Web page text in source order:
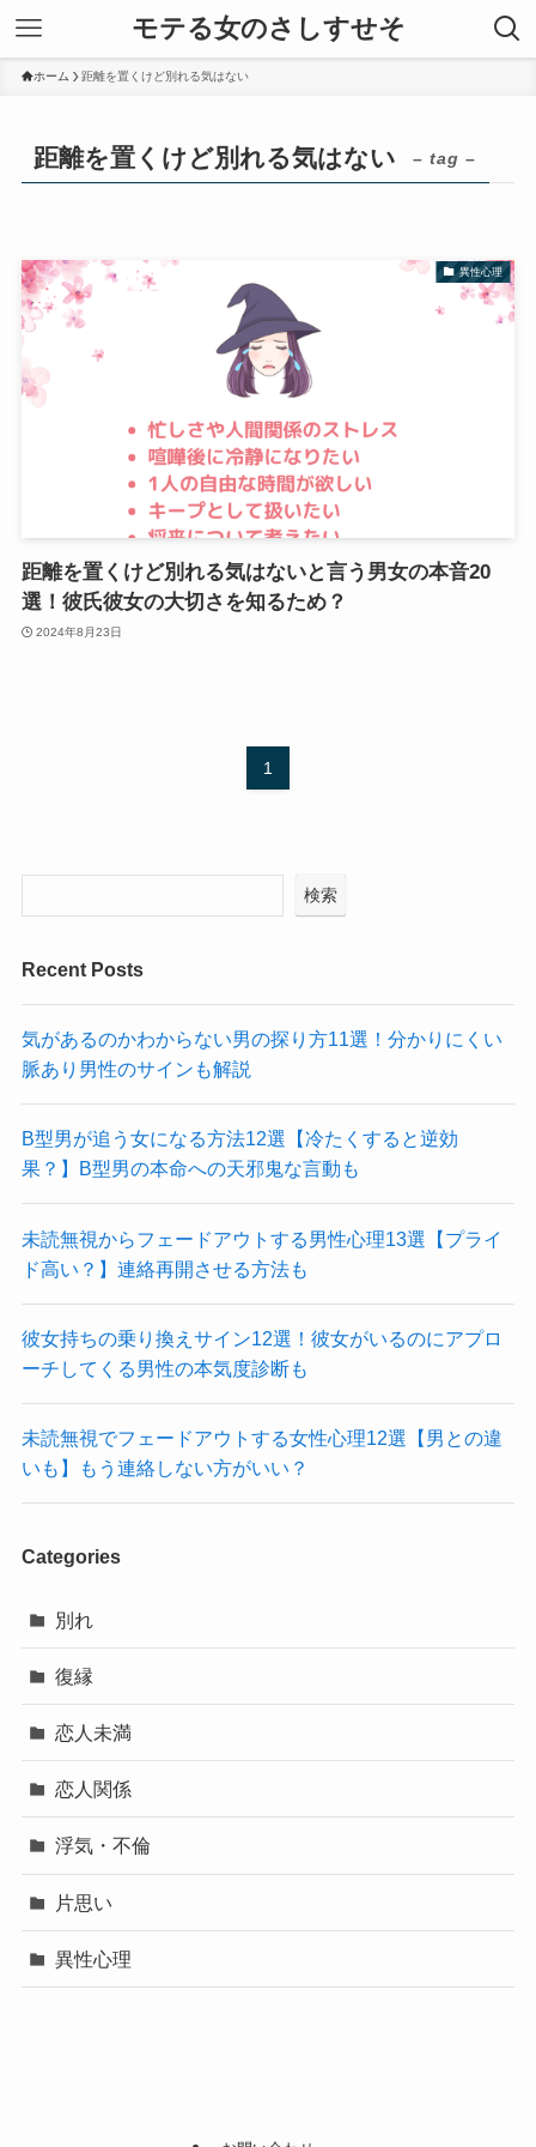
モテる女のさしすせそ
ホーム 距離を置くけど別れる気はない
距離を置くけど別れる気はない – tag –
異性心理
距離を置くけど別れる気はないと言う男女の本音20
選！彼氏彼女の大切さを知るため？
2024年8月23日
1
検索
Recent Posts
気があるのかわからない男の探り方11選！分かりにくい
脈あり男性のサインも解説
B型男が追う女になる方法12選【冷たくすると逆効
果？】B型男の本命への天邪鬼な言動も
未読無視からフェードアウトする男性心理13選【プライ
ド高い？】連絡再開させる方法も
彼女持ちの乗り換えサイン12選！彼女がいるのにアプロ
ーチしてくる男性の本気度診断も
未読無視でフェードアウトする女性心理12選【男との違
いも】もう連絡しない方がいい？
Categories
別れ
復縁
恋人未満
恋人関係
浮気・不倫
片思い
異性心理